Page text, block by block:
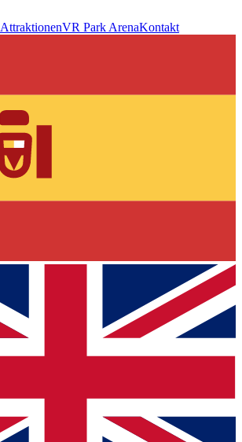
AttraktionenVR Park ArenaKontakt